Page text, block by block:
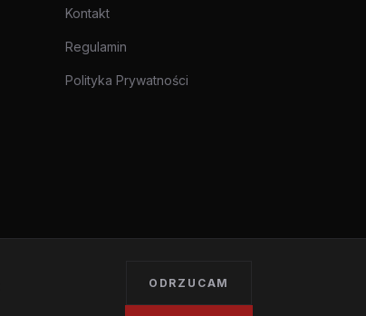
Kontakt
Regulamin
Polityka Prywatności
Treści przeznaczone dla osób pełnoletnich.
ODRZUCAM